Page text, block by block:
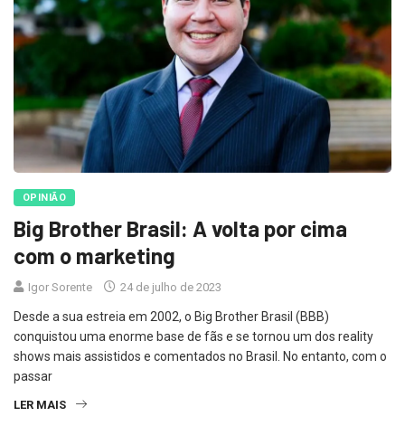
OPINIÃO
Big Brother Brasil: A volta por cima
com o marketing
Igor Sorente 24 de julho de 2023
Desde a sua estreia em 2002, o Big Brother Brasil (BBB)
conquistou uma enorme base de fãs e se tornou um dos reality
shows mais assistidos e comentados no Brasil. No entanto, com o
passar
LER MAIS